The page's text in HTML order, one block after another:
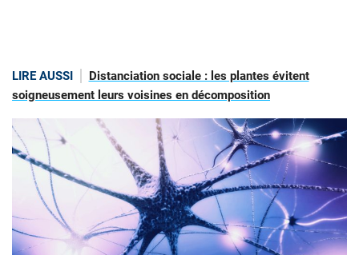
LIRE AUSSI
Distanciation sociale : les plantes évitent
soigneusement leurs voisines en décomposition